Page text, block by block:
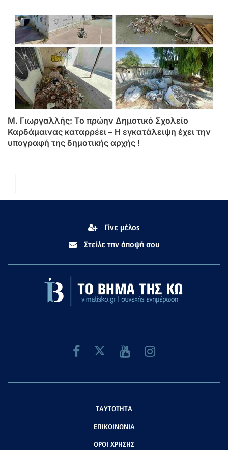
M. Γιωργαλλής: Το πρώην Δημοτικό Σχολείο
Καρδάμαινας καταρρέει – Η εγκατάλειψη έχει την
υπογραφή της δημοτικής αρχής !
Γίνε μέλος
Στείλε την άποψή σου
ΤΑΥΤΟΤΗΤΑ
ΕΠΙΚΟΙΝΩΝΙΑ
ΟΡΟΙ ΧΡΗΣΗΣ